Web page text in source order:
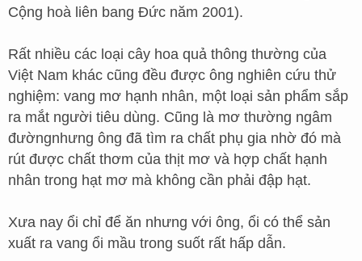
Cộng hoà liên bang Đức năm 2001).
Rất nhiều các loại cây hoa quả thông thường của
Việt Nam khác cũng đều được ông nghiên cứu thử
nghiệm: vang mơ hạnh nhân, một loại sản phẩm sắp
ra mắt người tiêu dùng. Cũng là mơ thường ngâm
đườngnhưng ông đã tìm ra chất phụ gia nhờ đó mà
rút được chất thơm của thịt mơ và hợp chất hạnh
nhân trong hạt mơ mà không cần phải đập hạt.
Xưa nay ổi chỉ để ăn nhưng với ông, ổi có thể sản
xuất ra vang ổi mầu trong suốt rất hấp dẫn.